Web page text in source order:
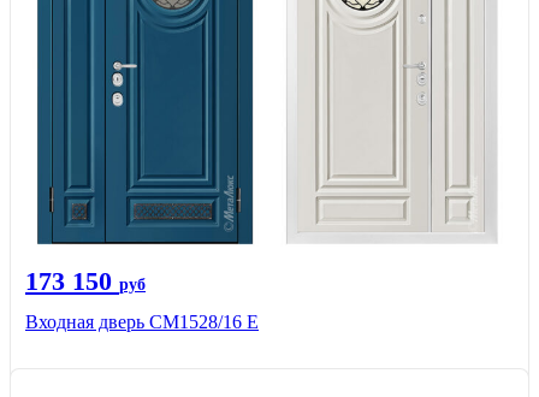
173 150 руб
Входная дверь СМ1528/16 Е